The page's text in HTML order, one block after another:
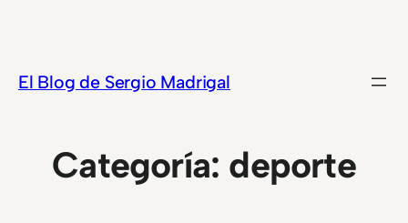
contenido
El Blog de Sergio Madrigal
Categoría: deporte